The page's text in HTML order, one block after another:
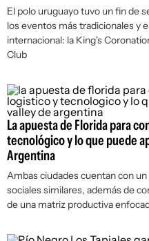
El polo uruguayo tuvo un fin de
los eventos más tradicionales y
internacional: la King's
Club
La apuesta de Florida para
tecnológico y lo que puede
Argentina
Ambas ciudades cuentan con
sociales similares, además de
de una matriz productiva